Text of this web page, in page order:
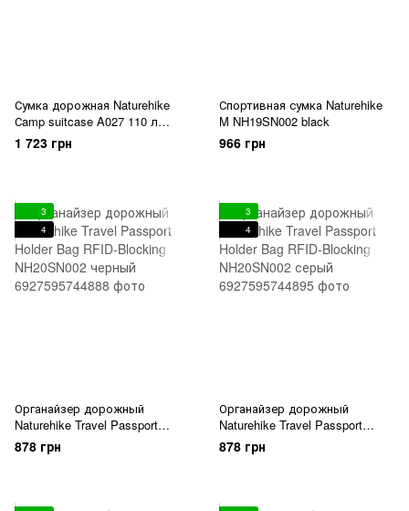
Сумка дорожная Naturehike
Сamp suitcase A027 110 л
NH18X027-L black
1 723 грн
Спортивная сумка Naturehike
M NH19SN002 black
966 грн
3
4
Органайзер дорожный
Naturehike Travel Passport
Holder Bag RFID-Blocking
NH20SN002 черный
878 грн
3
4
Органайзер дорожный
Naturehike Travel Passport
Holder Bag RFID-Blocking
NH20SN002 серый
878 грн